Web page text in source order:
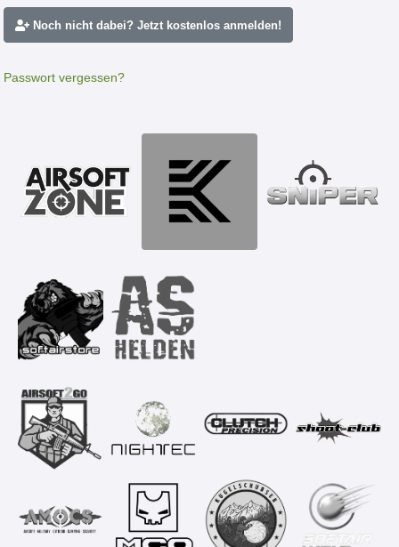
Noch nicht dabei? Jetzt kostenlos anmelden!
Passwort vergessen?